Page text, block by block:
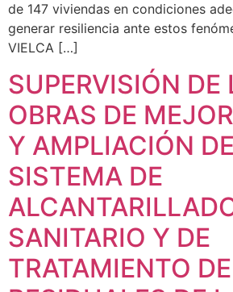
de 147 viviendas en condiciones
generar resiliencia ante estos
VIELCA […]
SUPERVISIÓN DE
OBRAS DE
Y AMPLIACIÓN
SISTEMA DE
SANITARIO Y DE
TRATAMIENTO